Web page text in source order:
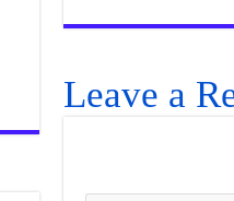
Leave a